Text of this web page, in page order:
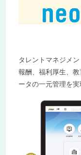
タレントマネジメ
報酬、福利厚生、
ータの一元管理を実